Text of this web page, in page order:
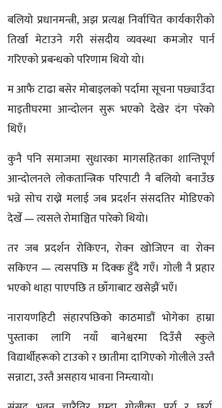
बलियो प्रधानमन्त्री, अझ प्रत्यक्ष निर्वाचित कार्यकारीको
तिर्खा मेटाउने गरी संसदीय व्यवस्था कमजोर पार्न
गरिएको प्रबन्धको परिणाम थियो यो।
म आफै टाढा बसेर मोबाइलको पर्दामा सूचना पछ्याउँदा
माइतीघरमा आन्दोलन सुरू भएको देखेर दंग परेको
थिएँ।
कुनै पनि समाजमा सुधारका मागसहितका शान्तिपूर्ण
आन्दोलनले लोकतान्त्रिक परिपाटी नै बलियो बनाउँछ
भन्ने सोच राख्ने मलाई जब प्रदर्शन संसदतिर मोडिएको
देखेँ — त्यसले रोमाञ्चित पारेको थियो।
तर जब प्रदर्शन रोकिएन, रोक्न खोजिएन वा रोक्न
सकिएन — त्यसपछि म दिक्क हुँदै गएँ। गोली नै प्रहार
भएको थाहा पाएपछि त छाँगाबाट खसेझैं भएँ।
नारायणहिटी संहारपछिको काठमाडौं भोगेका हाम्रा
पुस्ताका लागि नयाँ बानेश्वरमा दिउँसै स्कुले
विद्यार्थीहरूको टाउको र छातीमा दागिएको गोलीले उस्तै
सन्नाटा, उस्तै असहाय भावना निम्त्यायो।